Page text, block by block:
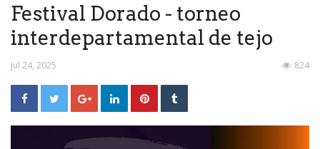
Festival Dorado - torneo
interdepartamental de tejo
Jul 24, 2025 824